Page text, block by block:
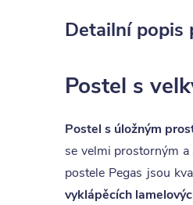
Detailní popis
Postel s
Postel s úložným
se velmi prostorným
postele Pegas jsou
vyklápěcích